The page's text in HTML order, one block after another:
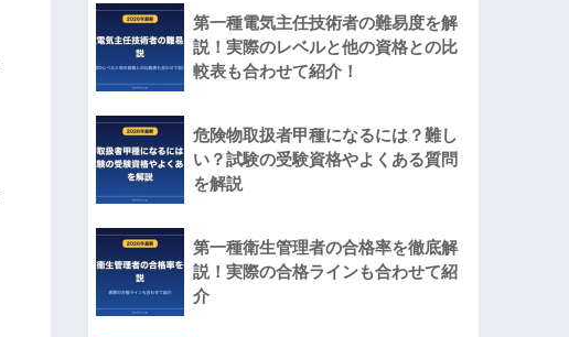
第一種電気主任技術者の難易度を解
説！実際のレベルと他の資格との比
較表も合わせて紹介！
危険物取扱者甲種になるには？難し
い？試験の受験資格やよくある質問
を解説
第一種衛生管理者の合格率を徹底解
説！実際の合格ラインも合わせて紹
介